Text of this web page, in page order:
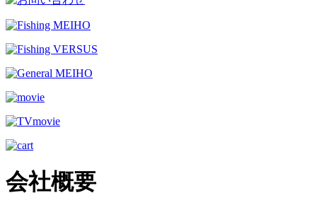
会社概要